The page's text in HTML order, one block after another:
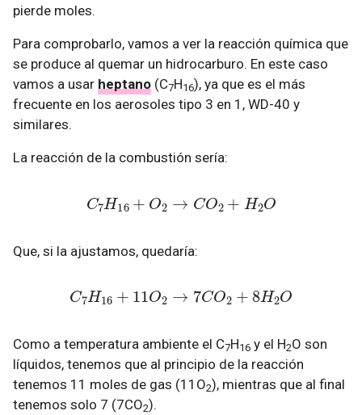
pierde moles.
Para comprobarlo, vamos a ver la reacción química que
se produce al quemar un hidrocarburo. En este caso
vamos a usar heptano (C7H16), ya que es el más
frecuente en los aerosoles tipo 3 en 1, WD-40 y
similares.
La reacción de la combustión sería:
C7H 16 +O → CO2 H 2O
Que, si la ajustamos, quedaría:
C7H16 +11O → 7CO2 8 H 2O
Como a temperatura ambiente el C7H16 y el H2O son
líquidos, tenemos que al principio de la reacción
tenemos 11 moles de gas (11O2), mientras que al final
tenemos solo 7 (7CO2).